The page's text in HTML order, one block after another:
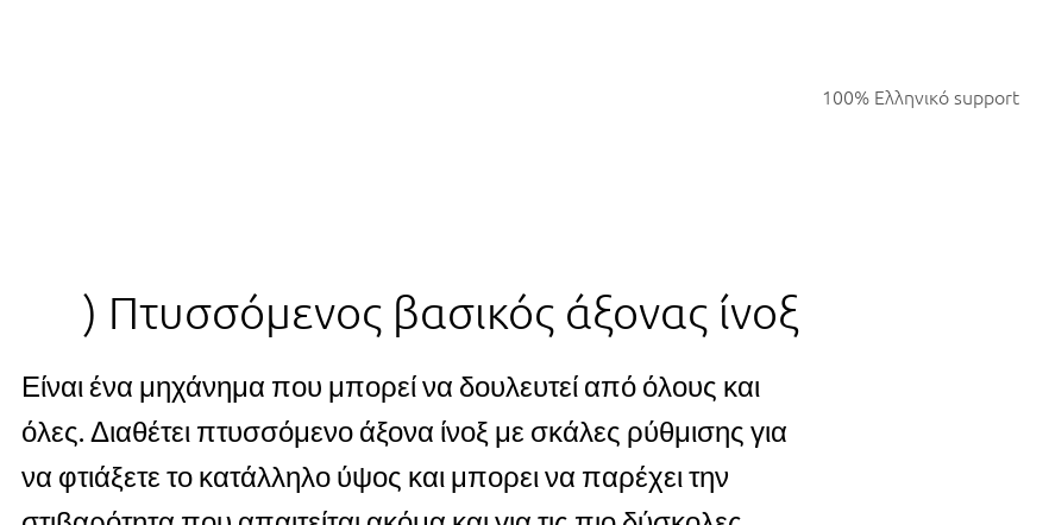
100% Ελληνικό support
) Πτυσσόμενος βασικός άξονας ίνοξ
Είναι ένα μηχάνημα που μπορεί να δουλευτεί από όλους και
όλες. Διαθέτει πτυσσόμενο άξονα ίνοξ με σκάλες ρύθμισης για
να φτιάξετε το κατάλληλο ύψος και μπορει να παρέχει την